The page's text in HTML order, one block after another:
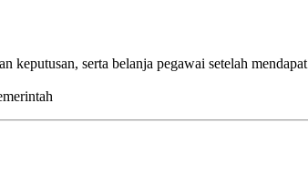
keputusan, serta belanja pegawai setelah mendapat